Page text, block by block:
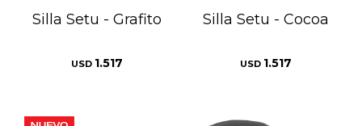
Silla Setu - Grafito
USD 1.517
Silla Setu - Cocoa
USD 1.517